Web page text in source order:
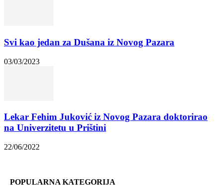
Svi kao jedan za Dušana iz Novog Pazara
03/03/2023
Lekar Fehim Juković iz Novog Pazara doktorirao
na Univerzitetu u Prištini
22/06/2022
POPULARNA KATEGORIJA